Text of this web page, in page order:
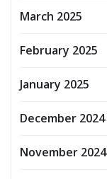
March 2025
February 2025
January 2025
December 2024
November 2024